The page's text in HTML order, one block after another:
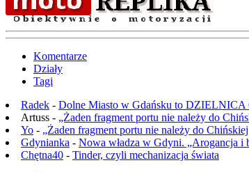
Komentarze
Działy
Tagi
Radek - Dolne Miasto w Gdańsku to
Artuss - „Żaden fragment portu nie należy do
Yo - „Żaden fragment portu nie należy do
Gdynianka - Nowa władza w Gdyni. „Arogancja
Chętna40 - Tinder, czyli mechanizacja świata